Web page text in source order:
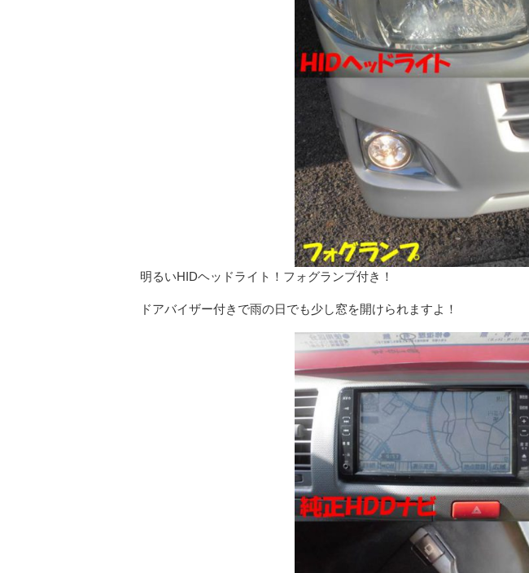
明るいHIDヘッドライト！フォグランプ付き！
ドアバイザー付きで雨の日でも少し窓を開けられますよ！